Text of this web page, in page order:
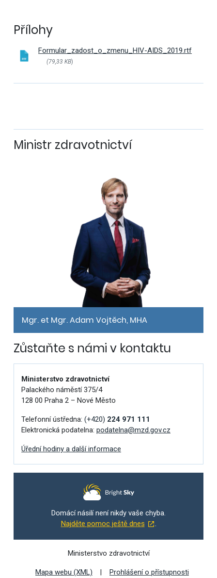
Přílohy
Formular_zadost_o_zmenu_HIV-AIDS_2019.rtf
(79,33 KB)
Ministr zdravotnictví
Mgr. et Mgr. Adam Vojtěch, MHA
Zůstaňte s námi v kontaktu
Ministerstvo zdravotnictví
Palackého náměstí 375/4
128 00 Praha 2 – Nové Město
Telefonní ústředna: (+420) 224 971 111
Elektronická podatelna: podatelna@mzd.gov.cz
Úřední hodiny a další informace
Domácí násilí není nikdy vaše chyba.
Najděte pomoc ještě dnes
Ministerstvo zdravotnictví
Mapa webu (XML) Prohlášení o přístupnosti